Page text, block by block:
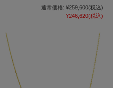
通常価格: ¥259,600(税込)
¥246,620(税込)